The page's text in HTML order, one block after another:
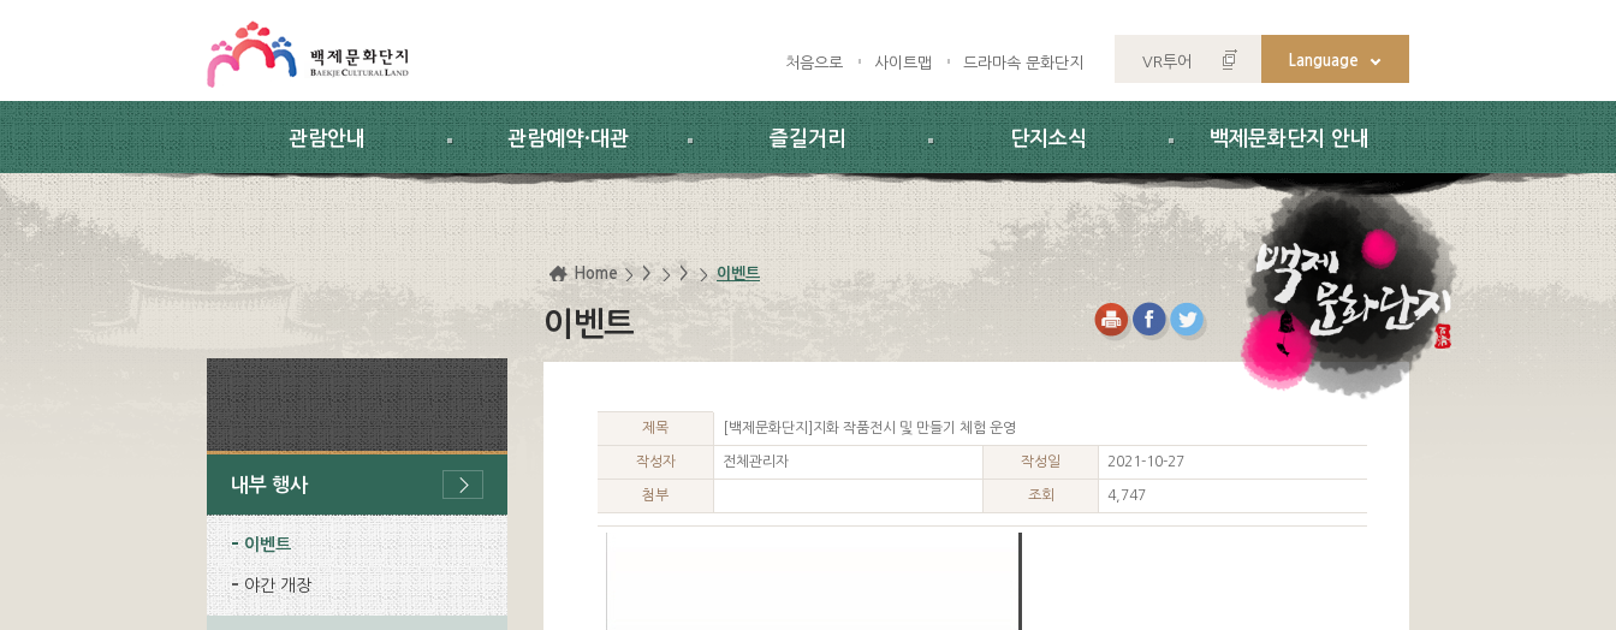
처음으로 사이트맵 드라마속 문화단지 VR투어 Language
관람안내 관람예약·대관 즐길거리 단지소식 백제문화단지 안내
내부 행사
이벤트
야간 개장
Home > > 이벤트
이벤트
제목 [백제문화단지]지화 작품전시 및 만들기 체험 운영
작성자 전체관리자 작성일 2021-10-27
첨부 조회 4,747